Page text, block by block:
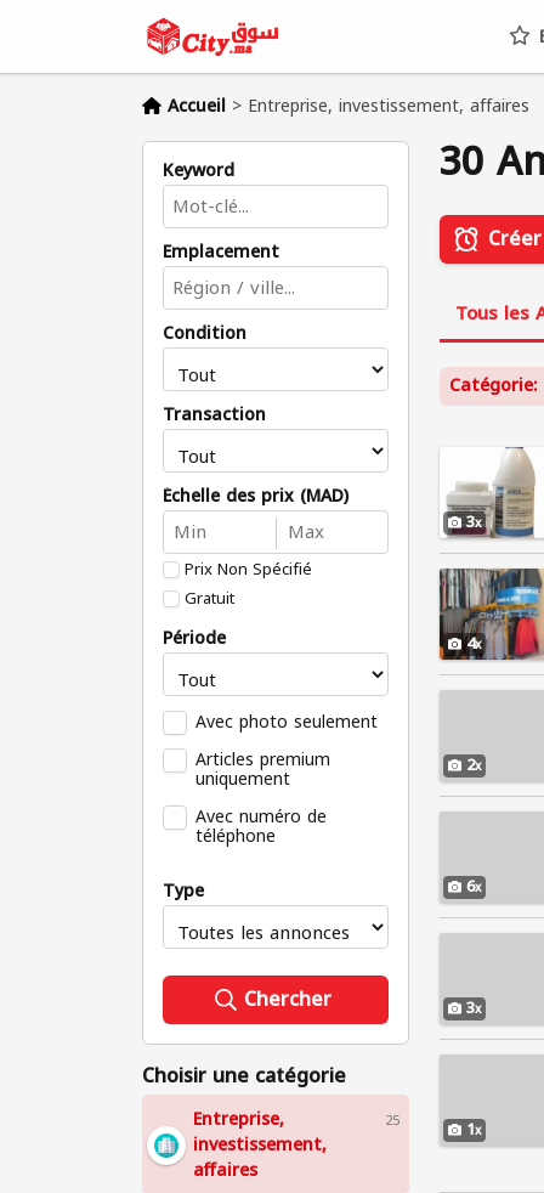
Accueil > Entreprise, investissement, affaires
Keyword
Emplacement
Condition
Transaction
Échelle des prix (MAD)
Prix Non Spécifié
Gratuit
Période
Avec photo seulement
Articles premium
uniquement
Avec numéro de
téléphone
Type
Chercher
Choisir une catégorie
Entreprise,
investissement,
affaires
25
30
Tous les
3
4
2
6
3
1